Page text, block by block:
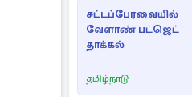
சட்டப்பேரவையில்
வேளாண் பட்ஜெட்
தாக்கல்
தமிழ்நாடு